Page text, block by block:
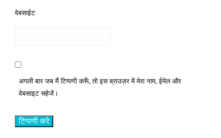
वेबसाईट
अगली बार जब मैं टिप्पणी करूँ, तो इस ब्राउज़र में मेरा नाम, ईमेल और
वेबसाइट सहेजें।